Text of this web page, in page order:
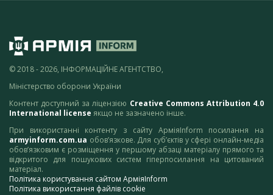
© 2018 - 2026, ІНФОРМАЦІЙНЕ АГЕНТСТВО,
Міністерство оборони України
Контент доступний за ліцензією Creative Commons Attribution 4.0
International license якщо не зазначено інше.
При використанні контенту з сайту АрміяInform посилання на
armyinform.com.ua обов’язкове. Для суб’єктів у сфері онлайн-медіа
обов’язковим є розміщення у першому абзаці матеріалу прямого та
відкритого для пошукових систем гіперпосилання на цитований
матеріал.
Політика користування сайтом АрміяInform
Політика використання файлів cookie